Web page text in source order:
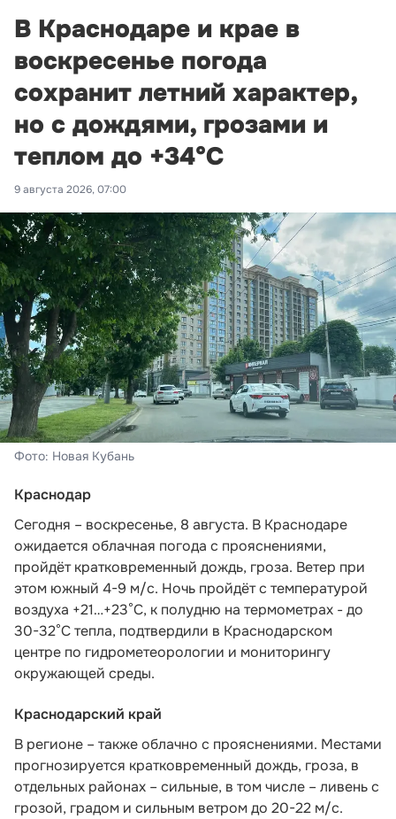
В Краснодаре и крае в
воскресенье погода
сохранит летний характер,
но с дождями, грозами и
теплом до +34°С
9 августа 2026, 07:00
Фото: Новая Кубань
Краснодар
Сегодня – воскресенье, 8 августа. В Краснодаре
ожидается облачная погода с прояснениями,
пройдёт кратковременный дождь, гроза. Ветер при
этом южный 4-9 м/с. Ночь пройдёт с температурой
воздуха +21…+23°С, к полудню на термометрах - до
30-32°С тепла, подтвердили в Краснодарском
центре по гидрометеорологии и мониторингу
окружающей среды.
Краснодарский край
В регионе – также облачно с прояснениями. Местами
прогнозируется кратковременный дождь, гроза, в
отдельных районах – сильные, в том числе – ливень с
грозой, градом и сильным ветром до 20-22 м/с.